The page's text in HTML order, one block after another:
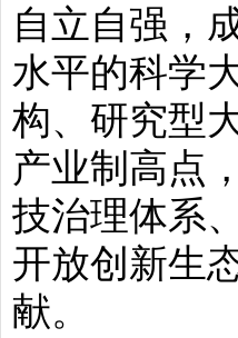
自立自强，
水平的科学
构、研究型
产业制高点
技治理体系
开放创新生
献。